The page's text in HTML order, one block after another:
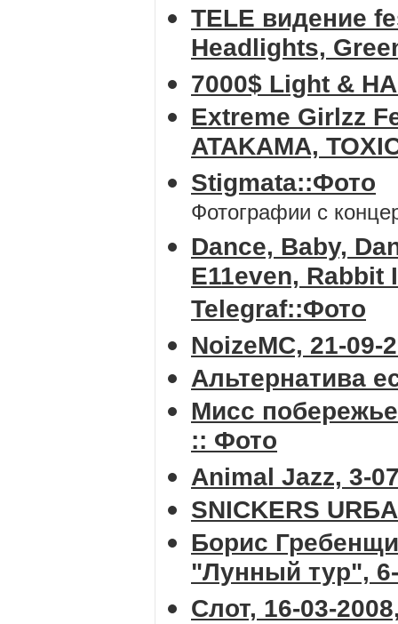
TELE видение
Headlights,
7000$ Light &
Extreme Girlzz
ATAKAMA,
Stigmata::Фото
Фотографии с
Dance, Baby,
E11even, Rabbit
Telegraf::Фото
NoizeMC, 21-
Альтернатива
Мисс
:: Фото
Animal Jazz, 3-
SNICKERS
Борис
"Лунный тур",
Слот, 16-03-